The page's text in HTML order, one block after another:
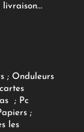
; Onduleurs
; Pc
;
les